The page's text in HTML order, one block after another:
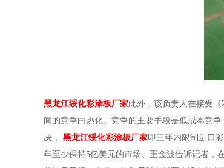
黑龙江绥化彩涂板厂家此外，该负责人在接受
间的竞争白热化。竞争的主要手段是低成本竞
决， 黑龙江绥化彩涂板厂家即三年内限制进口
年至少保持5亿美元的市场。王金波告诉记者，